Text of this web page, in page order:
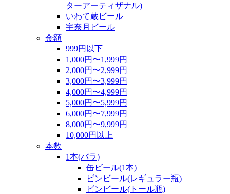
ターアーティザナル)
いわて蔵ビール
宇奈月ビール
金額
999円以下
1,000円〜1,999円
2,000円〜2,999円
3,000円〜3,999円
4,000円〜4,999円
5,000円〜5,999円
6,000円〜7,999円
8,000円〜9,999円
10,000円以上
本数
1本(バラ)
缶ビール(1本)
ビンビール(レギュラー瓶)
ビンビール(トール瓶)